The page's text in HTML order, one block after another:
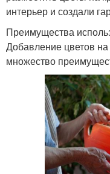
интерьер и создали
Преимущества
Добавление цветов
множество